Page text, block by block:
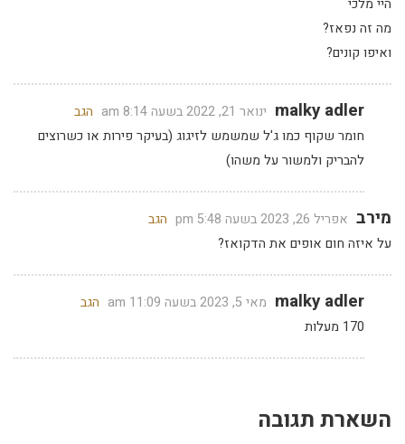
היי מלכי
מה זה נפאז?
ואיפו קונים?
malky adler ינואר 21, 2022 בשעה 8:14 am
הגב
חומר שקוף כמו ג'ל שמשמש לזיגוג (בעיקר פירות או כשרוצים
להבריק ולמשור על משהו)
מירב אפריל 26, 2023 בשעה 5:48 pm
הגב
על איזה חום אופים את הדקואז?
malky adler מאי 5, 2023 בשעה 11:09 am
הגב
170 מעלות
השארת תגובה